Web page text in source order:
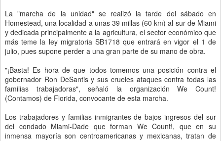
La "marcha de la unidad" se realizó la tarde del sábado en
Homestead, una localidad a unas 39 millas (60 km) al sur de Miami
y dedicada principalmente a la agricultura, el sector económico que
más teme la ley migratoria SB1718 que entrará en vigor el 1 de
julio, pues supone perder a una gran parte de su mano de obra.
"¡Basta! Es hora de que todos tomemos una posición contra el
gobernador Ron DeSantis y sus crueles ataques contra todas las
familias trabajadoras", señaló la organización We Count!
(Contamos) de Florida, convocante de esta marcha.
Los trabajadores y familias inmigrantes de bajos ingresos del sur
del condado Miami-Dade que forman We Count!, que en su
inmensa mayoría son centroamericanas y mexicanas, tratan de